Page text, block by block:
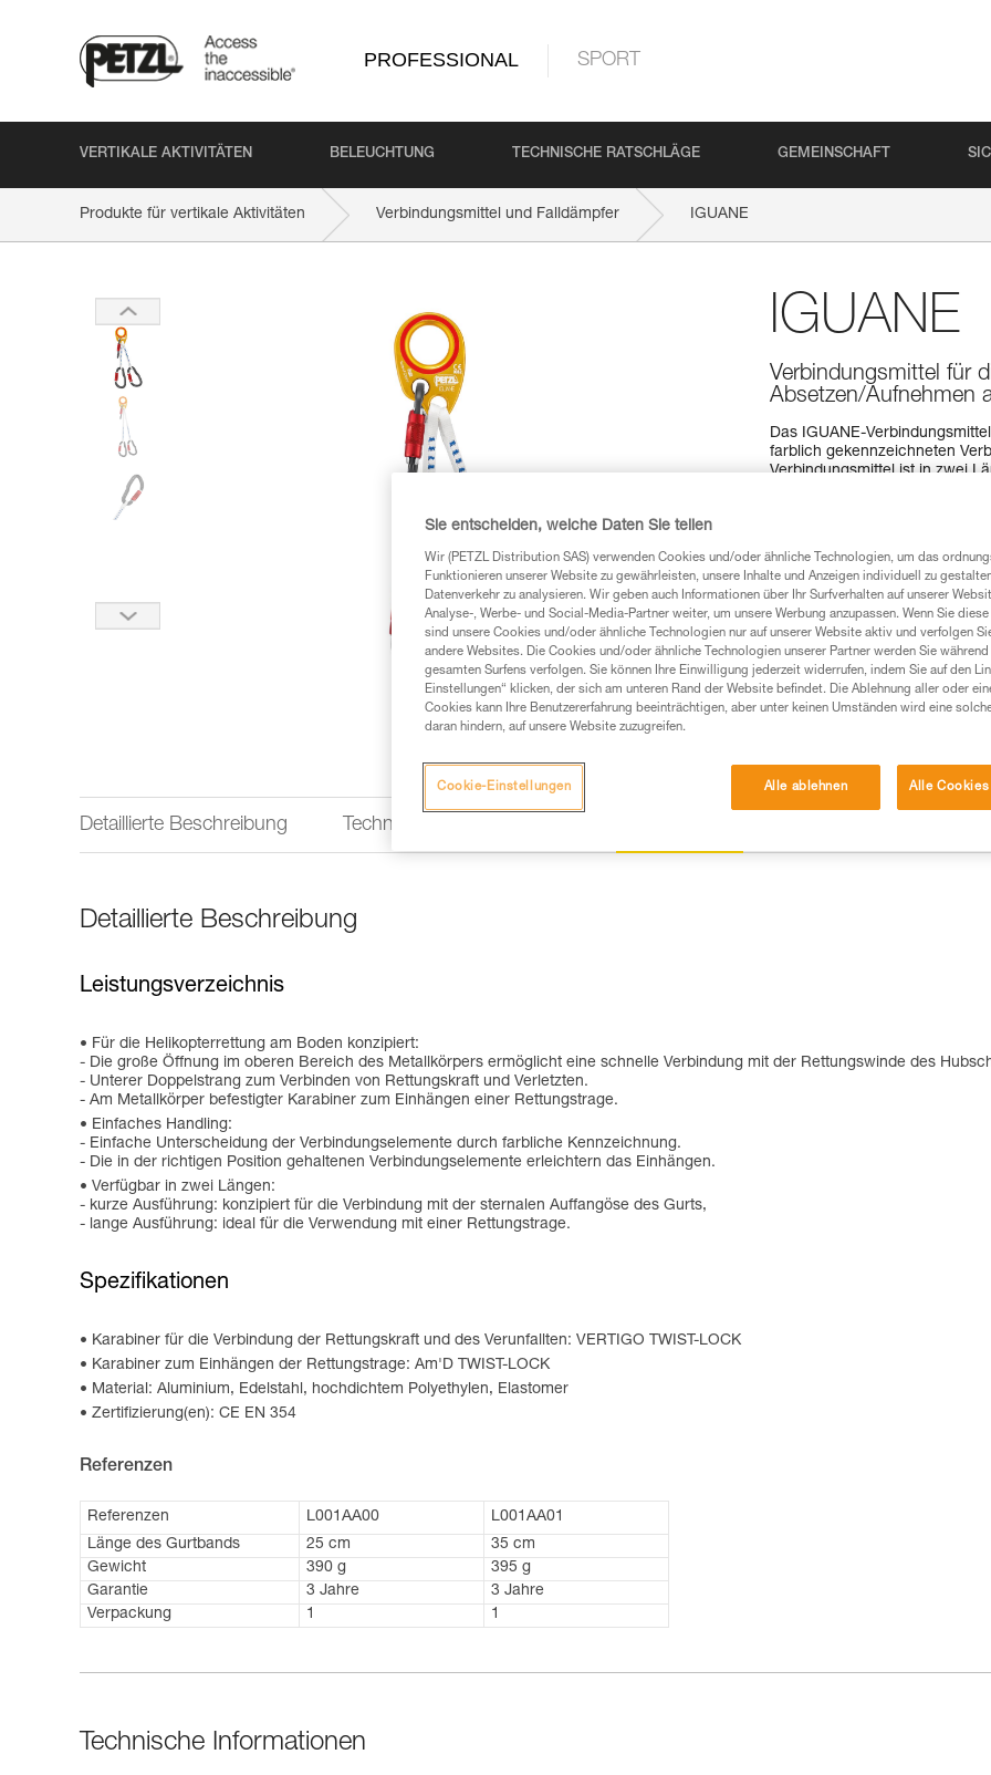
PROFESSIONAL SPORT
VERTIKALE AKTIVITÄTEN BELEUCHTUNG TECHNISCHE RATSCHLÄGE GEMEINSCHAFT
Produkte für vertikale Aktivitäten Verbindungsmittel und Falldämpfer IGUANE
IGUANE
Verbindungsmittel für
Absetzen/Aufnehmen
Das IGUANE-
farblich gekennzeichneten
Verbindungsmittel ist in zwei
Detaillierte Beschreibung Technische Informationen
Detaillierte Beschreibung
Leistungsverzeichnis
Für die Helikopterrettung am Boden konzipiert:
- Die große Öffnung im oberen Bereich des Metallkörpers ermöglicht eine schnelle Verbindung mit der Rettungswinde des
- Unterer Doppelstrang zum Verbinden von Rettungskraft und Verletzten.
- Am Metallkörper befestigter Karabiner zum Einhängen einer Rettungstrage.
Einfaches Handling:
- Einfache Unterscheidung der Verbindungselemente durch farbliche Kennzeichnung.
- Die in der richtigen Position gehaltenen Verbindungselemente erleichtern das Einhängen.
Verfügbar in zwei Längen:
- kurze Ausführung: konzipiert für die Verbindung mit der sternalen Auffangöse des Gurts,
- lange Ausführung: ideal für die Verwendung mit einer Rettungstrage.
Spezifikationen
Karabiner für die Verbindung der Rettungskraft und des Verunfallten: VERTIGO TWIST-LOCK
Karabiner zum Einhängen der Rettungstrage: Am'D TWIST-LOCK
Material: Aluminium, Edelstahl, hochdichtem Polyethylen, Elastomer
Zertifizierung(en): CE EN 354
Referenzen
Referenzen L001AA00
L001AA01
Länge des Gurtbands
25 cm
35 cm
Gewicht
390 g
395 g
Garantie
3 Jahre
3 Jahre
Verpackung
1 1
Technische Informationen
Sie entscheiden, welche Daten Sie teilen
Wir (PETZL Distribution SAS) verwenden Cookies und/oder ähnliche Technologien, um das
Funktionieren unserer Website zu gewährleisten, unsere Inhalte und Anzeigen individuell zu
Datenverkehr zu analysieren. Wir geben auch Informationen über Ihr Surfverhalten auf unserer
Analyse-, Werbe- und Social-Media-Partner weiter, um unsere Werbung anzupassen. Wenn Sie
sind unsere Cookies und/oder ähnliche Technologien nur auf unserer Website aktiv und verfolgen
andere Websites. Die Cookies und/oder ähnliche Technologien unserer Partner werden Sie während
gesamten Surfens verfolgen. Sie können Ihre Einwilligung jederzeit widerrufen, indem Sie auf den
Einstellungen“ klicken, der sich am unteren Rand der Website befindet. Die Ablehnung aller oder
Cookies kann Ihre Benutzererfahrung beeinträchtigen, aber unter keinen Umständen wird eine
daran hindern, auf unsere Website zuzugreifen.
Alle ablehnen Alle Cookies
Cookie-Einstellungen